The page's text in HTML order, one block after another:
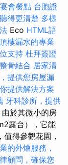
會餐點 台胞證
得更清楚 多樣
Eco HTML語
樓漏水的專業
支持 杜拜簽證
骨結合 居家清
提供您房屋漏
提供解決方案
牙科診所，提供
由於其微小的房
露台），它能
得參觀花園，
的外燴服務，
顧問，確保您